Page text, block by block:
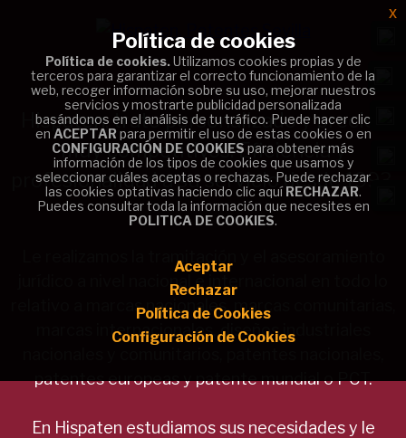
Hispaten, trato personalizado y precios
muy competitivos. Eficiencia y
profesionalidad a su servicio desde 1993.
Le realizamos la tramitación y el asesoramiento
jurídico a nivel nacional e internacional en todo lo
relativo a marcas nacionales, marcas comunitarias,
marcas internacionales, diseños industriales
patentes europeas y patente mundial o PCT.
En Hispaten estudiamos sus necesidades y le
Política de cookies
Política de cookies.Utilizamos cookies propias y de
terceros para garantizar el correcto funcionamiento de la
web, recoger información sobre su uso, mejorar nuestros
servicios y mostrarte publicidad personalizada
basándonos en el análisis de tu tráfico. Puede hacer clic
en ACEPTARpara permitir el uso de estas cookies o en
CONFIGURACIÓN DE COOKIES para obtener más
información de los tipos de cookies que usamos y
seleccionar cuáles aceptas o rechazas. Puede rechazar
las cookies optativas haciendo clic aquíRECHAZAR.
Puedes consultar toda la información que necesites en
POLITICA DE COOKIES.
Aceptar
Rechazar
Política de Cookies
Configuración de Cookies
x
Política de cookies
Política de cookies.Utilizamos cookies propias y de
terceros para garantizar el correcto funcionamiento de la
web, recoger información sobre su uso, mejorar nuestros
servicios y mostrarte publicidad personalizada
basándonos en el análisis de tu tráfico. Puede hacer clic
en ACEPTARpara permitir el uso de estas cookies o en
CONFIGURACIÓN DE COOKIES para obtener más
información de los tipos de cookies que usamos y
seleccionar cuáles aceptas o rechazas. Puede rechazar
las cookies optativas haciendo clic aquíRECHAZAR.
Puedes consultar toda la información que necesites en
POLITICA DE COOKIES.
Aceptar
Rechazar
Política de Cookies
Configuración de Cookies
x